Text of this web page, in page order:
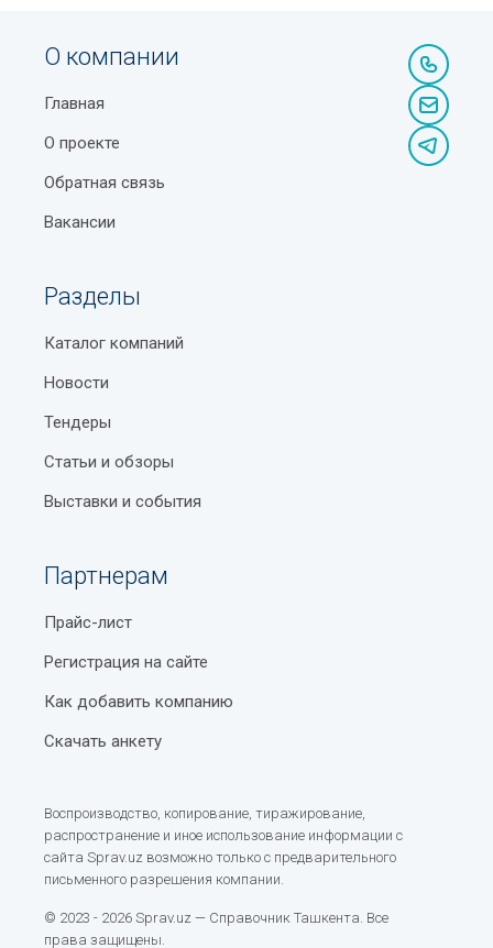
О компании
Главная
О проекте
Обратная связь
Вакансии
Разделы
Каталог компаний
Новости
Тендеры
Статьи и обзоры
Выставки и события
Партнерам
Прайс-лист
Регистрация на сайте
Как добавить компанию
Скачать анкету
Воспроизводство, копирование, тиражирование,
распространение и иное использование информации с
сайта Sprav.uz возможно только с предварительного
письменного разрешения компании.
© 2023 - 2026 Sprav.uz — Справочник Ташкента. Все
права защищены.